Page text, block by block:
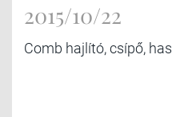
2015/10/22
Comb hajlító, csípő, has